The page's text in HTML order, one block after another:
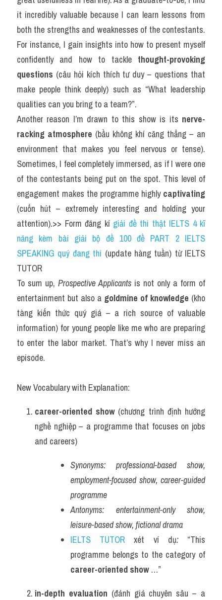
it incredibly valuable because I can learn lessons from
both the strengths and weaknesses of the contestants.
For instance, I gain insights into how to present myself
confidently and how to tackle thought-provoking
questions (câu hỏi kích thích tư duy – questions that
make people think deeply) such as “What leadership
qualities can you bring to a team?”.
Another reason I’m drawn to this show is its nerve-
racking atmosphere (bầu không khí căng thẳng – an
environment that makes you feel nervous or tense).
Sometimes, I feel completely immersed, as if I were one
of the contestants being put on the spot. This level of
engagement makes the programme highly captivating
(cuốn hút – extremely interesting and holding your
attention).>> Form đăng kí giải đề thi thật IELTS 4 kĩ
năng kèm bài giải bộ đề 100 đề PART 2 IELTS
SPEAKING quý đang thi (update hàng tuần) từ IELTS
TUTOR
To sum up, Prospective Applicants is not only a form of
entertainment but also a goldmine of knowledge (kho
tàng kiến thức quý giá – a rich source of valuable
information) for young people like me who are preparing
to enter the labor market. That’s why I never miss an
episode.
New Vocabulary with Explanation:
career-oriented show (chương trình định hướng
nghề nghiệp – a programme that focuses on jobs
and careers)
Synonyms:
professional-based show,
employment-focused show, career-guided
programme
Antonyms:
entertainment-only show,
leisure-based show, fictional drama
IELTS TUTOR xét ví dụ: “This
career-oriented show …”
in-depth evaluation (đánh giá chuyên sâu – a